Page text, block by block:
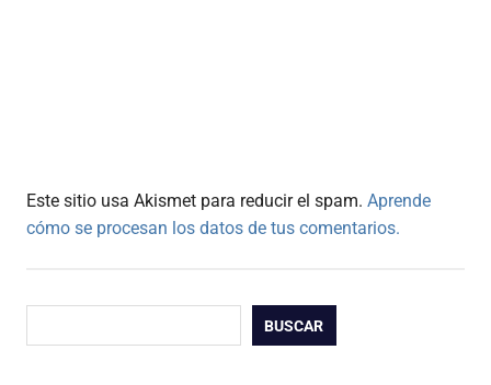
Este sitio usa Akismet para reducir el spam. Aprende
cómo se procesan los datos de tus comentarios.
BUSCAR